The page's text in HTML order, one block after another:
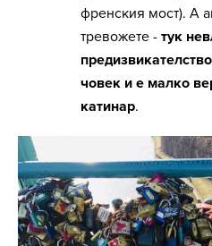
френския мост). А
тревожете - тук
човек и е малко
катинар.